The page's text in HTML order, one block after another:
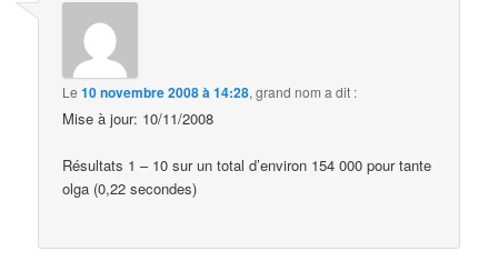
Le10 novembre 2008 à 14:28,grand nom a dit :
Mise à jour: 10/11/2008
Résultats 1 – 10 sur un total d’environ 154 000 pour tante
olga (0,22 secondes)